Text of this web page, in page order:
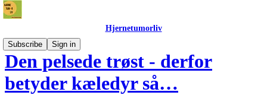
Hjernetumorliv
Subscribe
Sign in
Den pelsede trøst - derfor
betyder kæledyr så…